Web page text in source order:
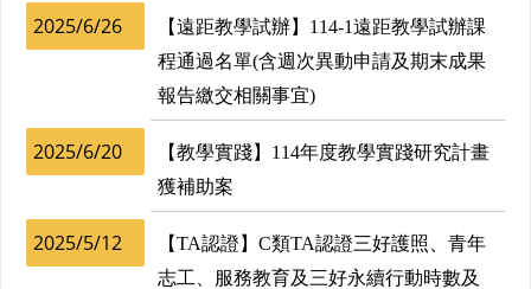
2025/6/26
【遠距教學試辦】114-1遠距教學試辦課
程通過名單(含週次異動申請及期末成果
報告繳交相關事宜)
2025/6/20
【教學實踐】114年度教學實踐研究計畫
獲補助案
2025/5/12
【TA認證】C類TA認證三好護照、青年
志工、服務教育及三好永續行動時數及